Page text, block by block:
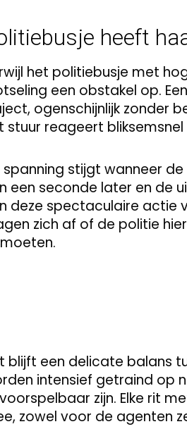
heeft
het politiebusje met
een obstakel op.
ogenschijnlijk zonder
stuur reageert
spanning stijgt wanneer
een seconde later en de
deze spectaculaire actie
zich af of de politie
blijft een delicate balans
intensief getraind op
zijn. Elke rit
zowel voor de agenten